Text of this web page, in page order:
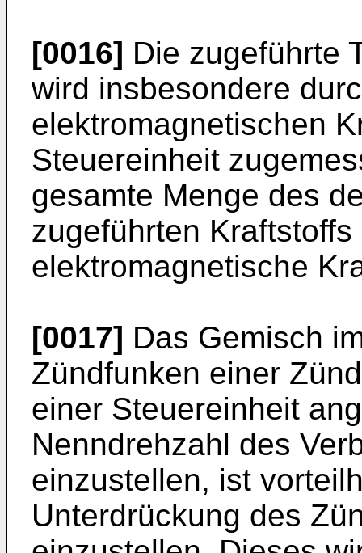
[0016] Die zugeführte
wird insbesondere
elektromagnetischen
Steuereinheit
gesamte Menge des
zugeführten
elektromagnetische
[0017] Das Gemisch
Zündfunken einer
einer Steuereinheit
Nenndrehzahl des
einzustellen, ist
Unterdrückung des